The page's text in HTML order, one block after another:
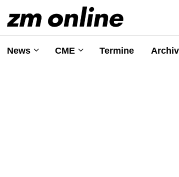
News CME Termine Archiv